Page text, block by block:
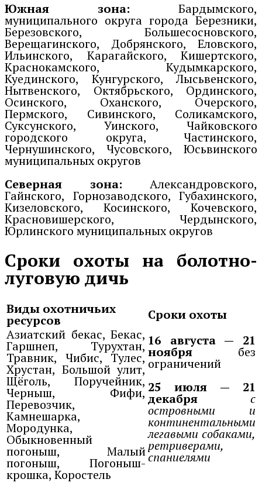
Южная зона: Бардымского,
муниципального округа города Березники,
Березовского, Большесосновского,
Верещагинского, Добрянского, Еловского,
Ильинского, Карагайского, Кишертского,
Краснокамского, Кудымкарского,
Куединского, Кунгурского, Лысьвенского,
Нытвенского, Октябрьского, Ординского,
Осинского, Оханского, Очерского,
Пермского, Сивинского, Соликамского,
Суксунского, Уинского, Чайковского
городского округа, Частинского,
Чернушинского, Чусовского, Юсьвинского
муниципальных округов
Северная зона: Александровского,
Гайнского, Горнозаводского, Губахинского,
Кизеловского, Косинского, Кочевского,
Красновишерского, Чердынского,
Юрлинского муниципальных округов
Сроки охоты на болотно-
луговую дичь
Виды охотничьих
ресурсов
Сроки охоты
Азиатский бекас, Бекас,
Гаршнеп, Турухтан,
Травник, Чибис, Тулес,
Хрустан, Большой улит,
Щёголь, Поручейник,
Черныш, Фифи,
Перевозчик,
Камнешарка,
Мородунка,
Обыкновенный
погоныш, Малый
погоныш, Погоныш-
крошка, Коростель
16 августа — 21
ноябрябез
ограничений
25 июля — 21
декабря с
островными и
континентальными
легавыми собаками,
ретриверами,
спаниелями